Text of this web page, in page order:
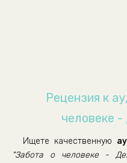
Рецензия к
человеке
Ищете качественную
"Забота о человеке -